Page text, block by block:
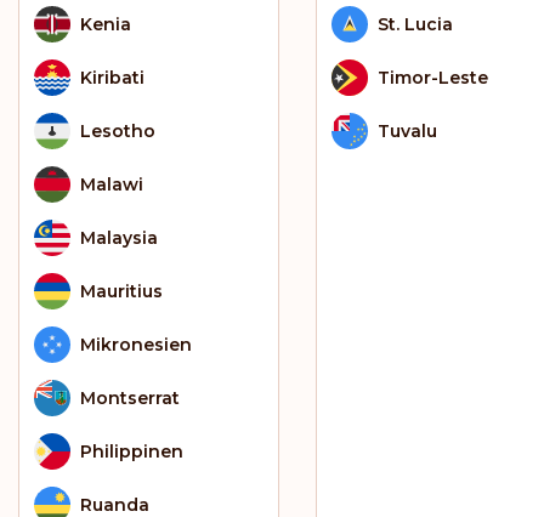
Kenia
Kiribati
Lesotho
Malawi
Malaysia
Mauritius
Mikronesien
Montserrat
Philippinen
Ruanda
St. Lucia
Timor-Leste
Tuvalu